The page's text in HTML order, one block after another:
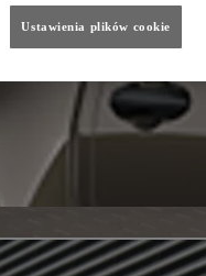
Ustawienia plików cookie